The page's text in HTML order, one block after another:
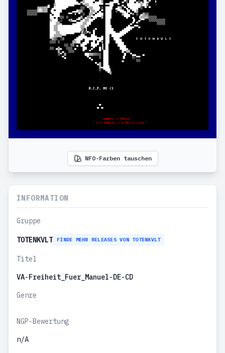
NFO-Farben tauschen
INFORMATION
Gruppe
TOTENKVLT FINDE MEHR RELEASES VON TOTENKVLT
Titel
VA-Freiheit_Fuer_Manuel-DE-CD
Genre
NGP-Bewertung
n/A